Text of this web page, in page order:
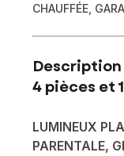
CHAUFFÉE,
4 pièces et
LUMINEUX
PARENTALE,